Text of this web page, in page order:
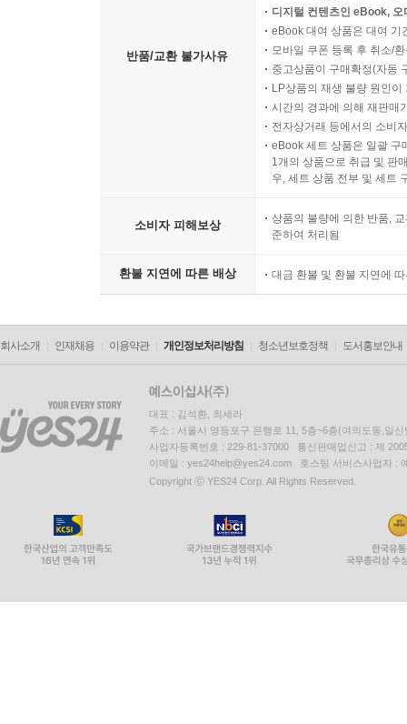
반품/교환 불가사유
디지털 컨텐츠인 eBook,
eBook 대여 상품은 대여 기
모바일 쿠폰 등록 후 취소/
중고상품이 구매확정(자동
LP상품의 재생 불량 원인
시간의 경과에 의해 재판매
전자상거래 등에서의 소비
eBook 세트 상품은 일괄 구
1개의 상품으로 취급 및 판
우, 세트 상품 전부 및 세트
소비자 피해보상
상품의 불량에 의한 반품,
준하여 처리됨
환불 지연에 따른 배상 대금 환불 및 환불 지연에
회사소개 인재채용 이용약관 개인정보처리방침 청소년보호정책 도서홍보안내
대표 : 김석환, 최세라
주소 : 서울시 영등포구 은행로 11, 5층~6층(여의도동,일신
사업자등록번호 : 229-81-37000 통신판매업신고 : 제
이메일 : yes24help@yes24.com 호스팅 서비스사업자 :
Copyright ⓒ YES24 Corp. All Rights Reserved.